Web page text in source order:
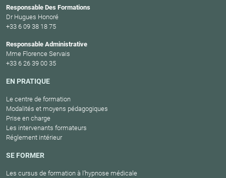
Responsable Des Formations
Dr Hugues Honoré
+33 6 09 38 18 75
Responsable Administrative
Mme Florence Servais
+33 6 26 39 00 35
EN PRATIQUE
Le centre de formation
Modalités et moyens pédagogiques
Prise en charge
Les intervenants formateurs
Réglement intérieur
SE FORMER
Les cursus de formation à l’hypnose médicale